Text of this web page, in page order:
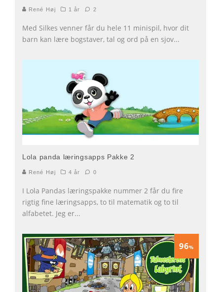
René Høj 1 år 2
Med Silkes venner får du hele 11 minispil, hvor dit
barn kan lære bogstaver, tal og ord på en sjov...
Lola panda læringsapps Pakke 2
René Høj 4 år 0
I Lola Pandas læringspakke nummer 2 får du fire
rigtig fine læringsapps, to til matematik og to til
alfabetet. Jeg er...
96%